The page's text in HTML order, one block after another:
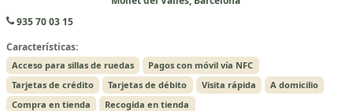
935 70 03 15
Características:
Acceso para sillas de ruedas
Pagos con móvil vía NFC
Tarjetas de crédito
Tarjetas de débito Visita rápida
A domicilio
Compra en tienda
Recogida en tienda